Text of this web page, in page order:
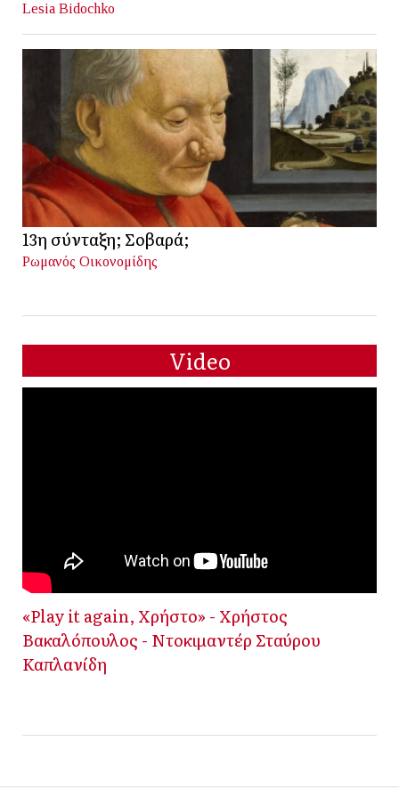
Lesia Bidochko
13η σύνταξη; Σοβαρά;
Ρωμανός Οικονομίδης
Video
«Play it again, Χρήστο» - Χρήστος
Βακαλόπουλος - Ντοκιμαντέρ Σταύρου
Καπλανίδη